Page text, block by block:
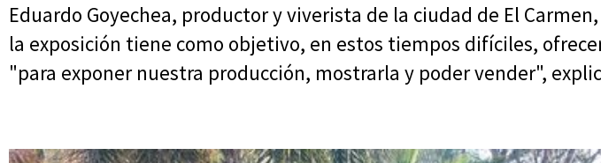
Eduardo Goyechea, productor y viverista de la ciudad de El
la exposición tiene como objetivo, en estos tiempos difíciles,
"para exponer nuestra producción, mostrarla y poder vender",